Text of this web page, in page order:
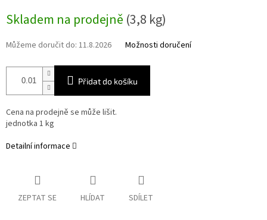
cena:
Skladem na prodejně (3,8 kg)
Můžeme doručit do: 11.8.2026 Možnosti doručení
Přidat do košíku
Cena na prodejně se může lišit.
jednotka 1 kg
Detailní informace
ZEPTAT SE HLÍDAT SDÍLET